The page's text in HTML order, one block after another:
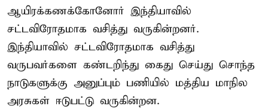
ஆயிரக்கணக்கோனோர் இந்தியாவில்
சட்டவிரோதமாக வசித்து வருகின்றனர்.
இந்தியாவில் சட்டவிரோதமாக வசித்து
வருபவர்களை கண்டறிந்து கைது செய்து சொந்த
நாடுகளுக்கு அனுப்பும் பணியில் மத்திய மாநில
அரசுகள் ஈடுபட்டு வருகின்றன.